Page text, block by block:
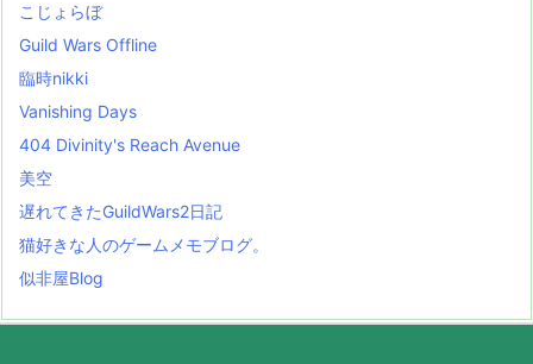
こじょらぼ
Guild Wars Offline
臨時nikki
Vanishing Days
404 Divinity's Reach Avenue
美空
遅れてきたGuildWars2日記
猫好きな人のゲームメモブログ。
似非屋Blog